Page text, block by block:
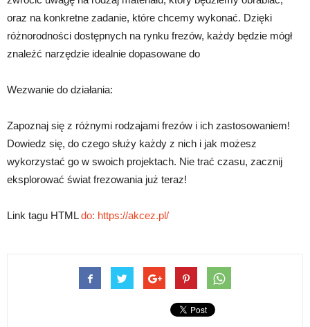
oraz na konkretne zadanie, które chcemy wykonać. Dzięki
różnorodności dostępnych na rynku frezów, każdy będzie mógł
znaleźć narzędzie idealnie dopasowane do
Wezwanie do działania:
Zapoznaj się z różnymi rodzajami frezów i ich zastosowaniem!
Dowiedz się, do czego służy każdy z nich i jak możesz
wykorzystać go w swoich projektach. Nie trać czasu, zacznij
eksplorować świat frezowania już teraz!
Link tagu HTMLdo: https://akcez.pl/